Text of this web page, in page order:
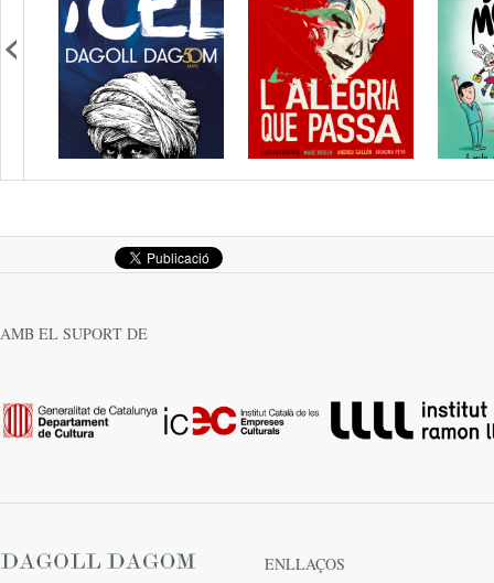
Any Estrena
Any Estrena
Any
AMB EL SUPORT DE
ENLLAÇOS